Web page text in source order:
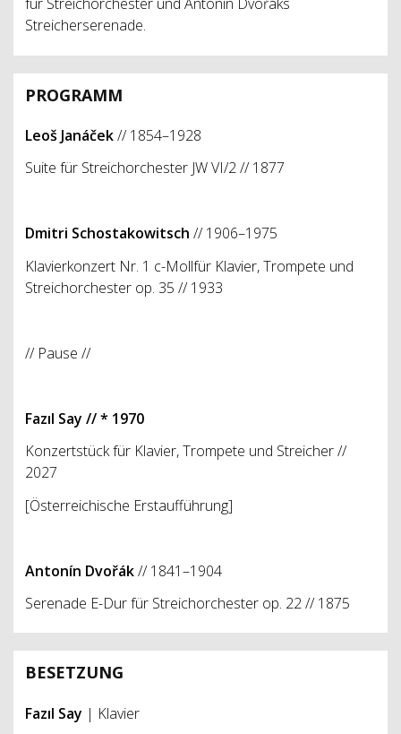
Streicherserenade.
PROGRAMM
Leoš Janáček// 1854–1928
Suite für Streichorchester JW VI/2 // 1877
Dmitri Schostakowitsch // 1906–1975
Klavierkonzert Nr. 1 c-Mollfür Klavier, Trompete und
Streichorchester op. 35 // 1933
// Pause //
Fazıl Say // * 1970
Konzertstück für Klavier, Trompete und Streicher //
2027
[Österreichische Erstaufführung]
Antonín Dvořák// 1841–1904
Serenade E-Dur für Streichorchester op. 22 // 1875
BESETZUNG
Fazıl Say | Klavier